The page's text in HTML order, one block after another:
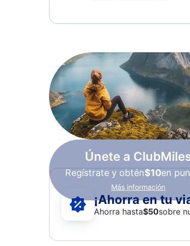
Únete a
Regístrate y obtén$10en
Más información
¡Ahorra en tu
Ahorra hasta$50sobre